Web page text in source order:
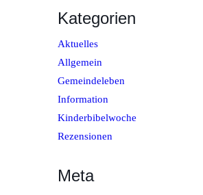
Kategorien
Aktuelles
Allgemein
Gemeindeleben
Information
Kinderbibelwoche
Rezensionen
Meta